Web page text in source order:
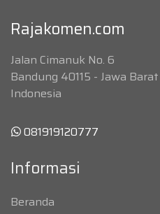
Rajakomen.com
Jalan Cimanuk No. 6
Bandung 40115 - Jawa Barat
Indonesia
081919120777
Informasi
Beranda